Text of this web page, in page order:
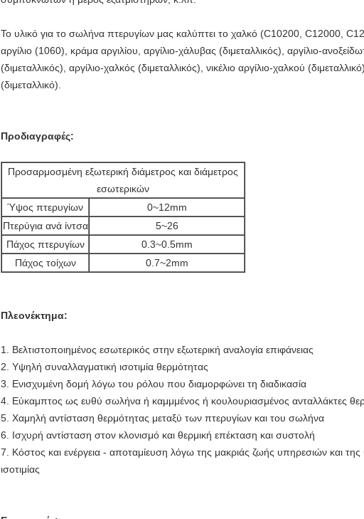
Το υλικό για το σωλήνα πτερυγίων μας καλύπτει το χαλκό (C10200, C12000,
αργίλιο (1060), κράμα αργιλίου, αργίλιο-χάλυβας (διμεταλλικός), αργίλιο-
(διμεταλλικός), αργίλιο-χαλκός (διμεταλλικός), νικέλιο αργίλιο-χαλκού
(διμεταλλικό).
Προδιαγραφές:
Προσαρμοσμένη εξωτερική διάμετρος και διάμετρος
εσωτερικών
Ύψος πτερυγίων
0~12mm
Πτερύγια ανά ίντσα
5~26
Πάχος πτερυγίων
0.3~0.5mm
Πάχος τοίχων
0.7~2mm
Πλεονέκτημα:
1. Βελτιστοποιημένος εσωτερικός στην εξωτερική αναλογία επιφάνειας
2. Υψηλή συναλλαγματική ισοτιμία θερμότητας
3. Ενισχυμένη δομή λόγω του ρόλου που διαμορφώνει τη διαδικασία
4. Εύκαμπτος ως ευθύ σωλήνα ή καμμμένος ή κουλουριασμένος ανταλλάκτες
5. Χαμηλή αντίσταση θερμότητας μεταξύ των πτερυγίων και του σωλήνα
6. Ισχυρή αντίσταση στον κλονισμό και θερμική επέκταση και συστολή
7. Κόστος και ενέργεια - αποταμίευση λόγω της μακριάς ζωής υπηρεσιών και
ισοτιμίας